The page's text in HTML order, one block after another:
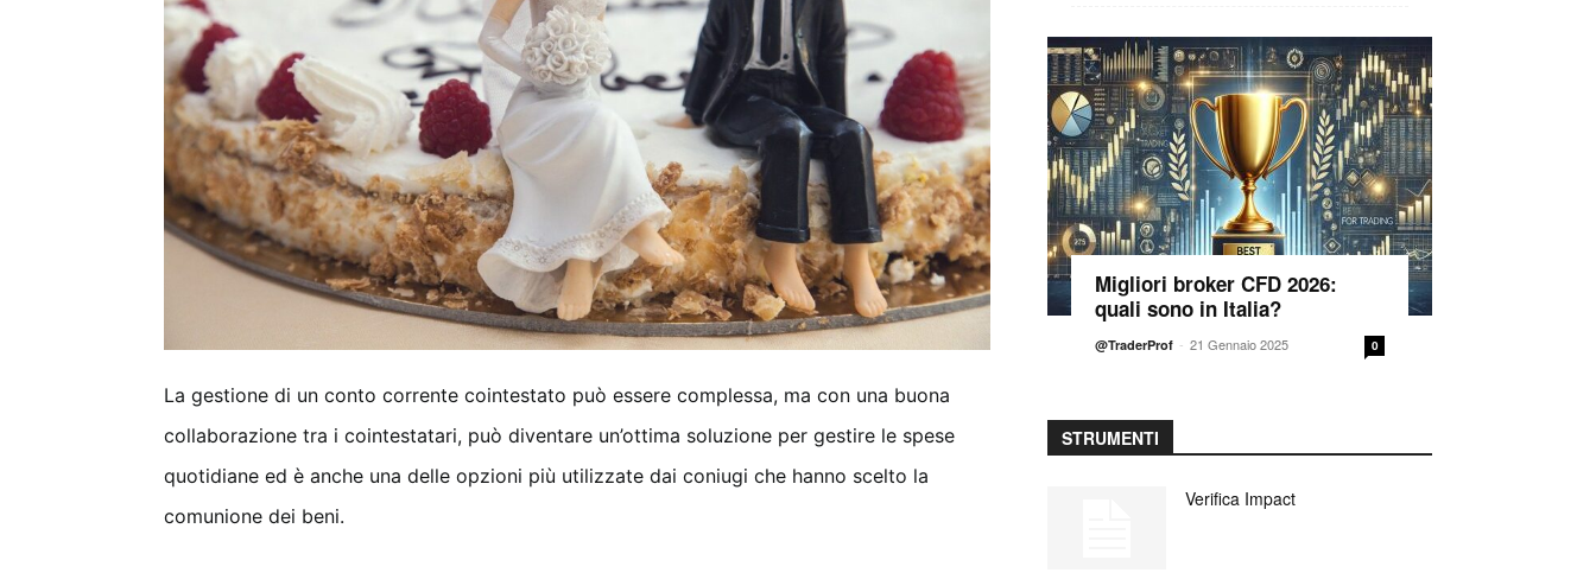
La gestione di un conto corrente cointestato può essere complessa, ma con una buona
collaborazione tra i cointestatari, può diventare un’ottima soluzione per gestire le spese
quotidiane ed è anche una delle opzioni più utilizzate dai coniugi che hanno scelto la
comunione dei beni.
Migliori broker CFD 2026:
quali sono in Italia?
@TraderProf - 21 Gennaio 2025 0
STRUMENTI
Verifica Impact